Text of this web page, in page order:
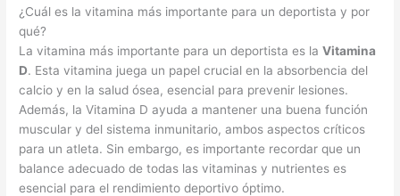
¿Cuál es la vitamina más importante para un deportista y por
qué?
La vitamina más importante para un deportista es laVitamina
D. Esta vitamina juega un papel crucial en la absorbencia del
calcio y en la salud ósea, esencial para prevenir lesiones.
Además, la Vitamina D ayuda a mantener una buena función
muscular y del sistema inmunitario, ambos aspectos críticos
para un atleta. Sin embargo, es importante recordar que un
balance adecuado de todas las vitaminas y nutrientes es
esencial para el rendimiento deportivo óptimo.